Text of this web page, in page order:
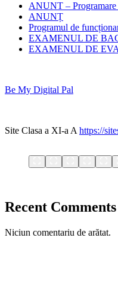
ANUNT – Programare
ANUNȚ
Programul de
EXAMENUL DE
EXAMENUL DE
Be My Digital Pal
Site Clasa a XI-a A https://
Recent Comments
Niciun comentariu de arătat.